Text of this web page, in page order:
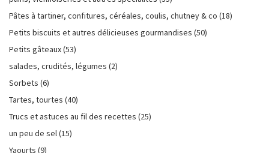
Pâtes à tartiner, confitures, céréales, coulis, chutney & co (18)
Petits biscuits et autres délicieuses gourmandises (50)
Petits gâteaux(53)
salades, crudités, légumes (2)
Sorbets (6)
Tartes, tourtes (40)
Trucs et astuces au fil des recettes (25)
un peu de sel(15)
Yaourts (9)